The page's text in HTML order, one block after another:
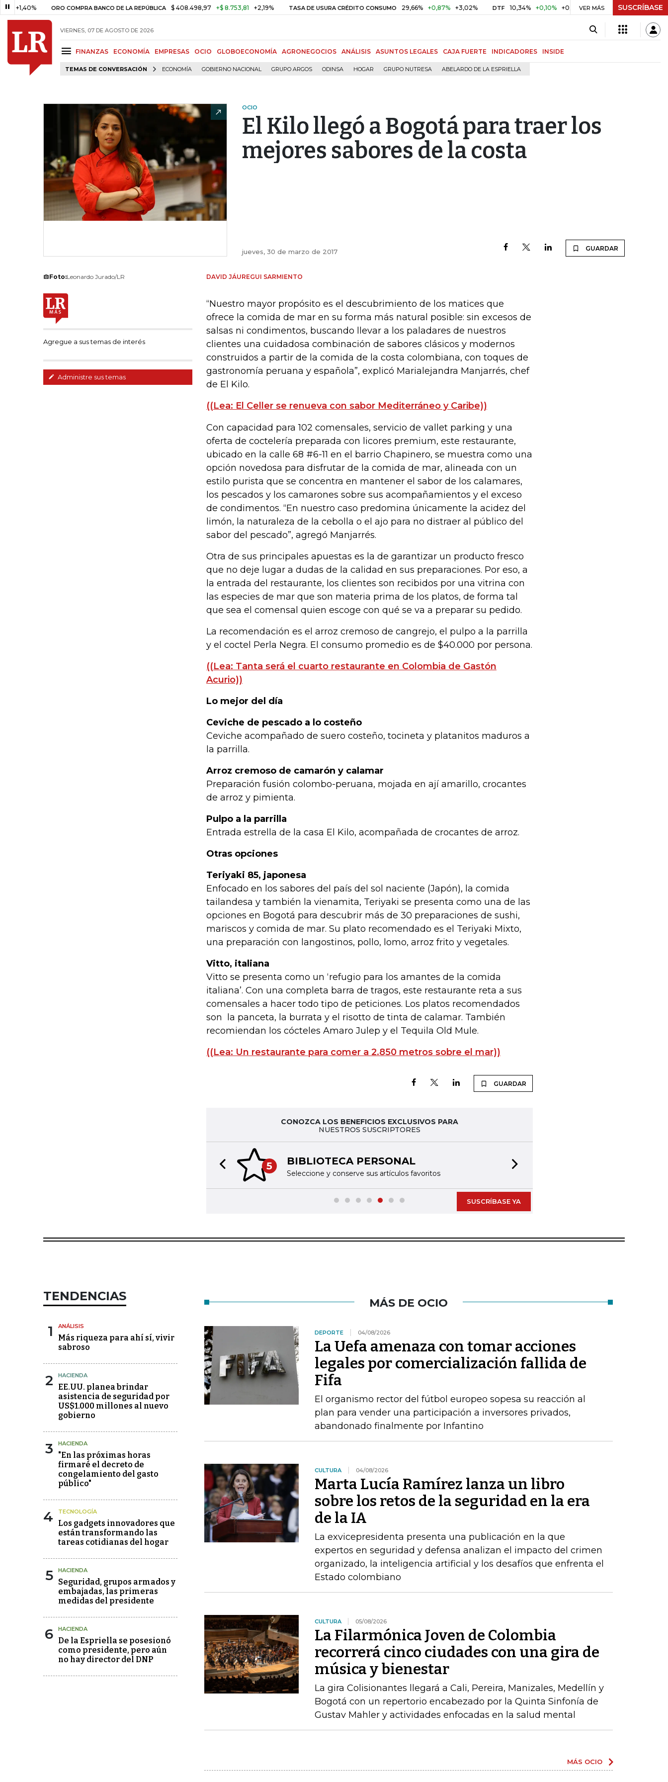
ORO COMPRA BANCO DE LA REPÚBLICA $ 408.498,97 +$ 8.753,81 +2,19% TASA DE USURA CRÉDITO CONSUMO 29,66% +0,87% +3,02% DTF 10,34% +0,10% +0,98% UVR $ 416,96 +$ 0,05 +0,01%
VER MÁS SUSCRÍBASE
VIERNES, 07 DE AGOSTO DE 2026
FINANZAS ECONOMÍA EMPRESAS OCIO GLOBOECONOMÍA AGRONEGOCIOS ANÁLISIS ASUNTOS LEGALES CAJA FUERTE INDICADORES INSIDE
TEMAS DE CONVERSACIÓN ECONOMÍA GOBIERNO NACIONAL GRUPO ARGOS ODINSA HOGAR GRUPO NUTRESA ABELARDO DE LA ESPRIELLA
OCIO
El Kilo llegó a Bogotá para traer los
mejores sabores de la costa
jueves, 30 de marzo de 2017 GUARDAR
Foto:Leonardo Jurado/LR
Agregue a sus temas de interés
Administre sus temas
DAVID JÁUREGUI SARMIENTO
“Nuestro mayor propósito es el descubrimiento de los matices que
ofrece la comida de mar en su forma más natural posible: sin excesos de
salsas ni condimentos, buscando llevar a los paladares de nuestros
clientes una cuidadosa combinación de sabores clásicos y modernos
construidos a partir de la comida de la costa colombiana, con toques de
gastronomía peruana y española”, explicó Marialejandra Manjarrés, chef
de El Kilo.
((Lea: El Celler se renueva con sabor Mediterráneo y Caribe))
Con capacidad para 102 comensales, servicio de vallet parking y una
oferta de coctelería preparada con licores premium, este restaurante,
ubicado en la calle 68 #6-11 en el barrio Chapinero, se muestra como una
opción novedosa para disfrutar de la comida de mar, alineada con un
estilo purista que se concentra en mantener el sabor de los calamares,
los pescados y los camarones sobre sus acompañamientos y el exceso
de condimentos. “En nuestro caso predomina únicamente la acidez del
limón, la naturaleza de la cebolla o el ajo para no distraer al público del
sabor del pescado”, agregó Manjarrés.
Otra de sus principales apuestas es la de garantizar un producto fresco
que no deje lugar a dudas de la calidad en sus preparaciones. Por eso, a
la entrada del restaurante, los clientes son recibidos por una vitrina con
las especies de mar que son materia prima de los platos, de forma tal
que sea el comensal quien escoge con qué se va a preparar su pedido.
La recomendación es el arroz cremoso de cangrejo, el pulpo a la parrilla
y el coctel Perla Negra. El consumo promedio es de $40.000 por persona.
((Lea: Tanta será el cuarto restaurante en Colombia de Gastón
Acurio))
Lo mejor del día
Ceviche de pescado a lo costeño
Ceviche acompañado de suero costeño, tocineta y platanitos maduros a
la parrilla.
Arroz cremoso de camarón y calamar
Preparación fusión colombo-peruana, mojada en ají amarillo, crocantes
de arroz y pimienta.
Pulpo a la parrilla
Entrada estrella de la casa El Kilo, acompañada de crocantes de arroz.
Otras opciones
Teriyaki 85, japonesa
Enfocado en los sabores del país del sol naciente (Japón), la comida
tailandesa y también la vienamita, Teriyaki se presenta como una de las
opciones en Bogotá para descubrir más de 30 preparaciones de sushi,
mariscos y comida de mar. Su plato recomendado es el Teriyaki Mixto,
una preparación con langostinos, pollo, lomo, arroz frito y vegetales.
Vitto, italiana
Vitto se presenta como un ‘refugio para los amantes de la comida
italiana’. Con una completa barra de tragos, este restaurante reta a sus
comensales a hacer todo tipo de peticiones. Los platos recomendados
son la panceta, la burrata y el risotto de tinta de calamar. También
recomiendan los cócteles Amaro Julep y el Tequila Old Mule.
((Lea: Un restaurante para comer a 2.850 metros sobre el mar))
GUARDAR
CONOZCA LOS BENEFICIOS EXCLUSIVOS PARA
NUESTROS SUSCRIPTORES
5 BIBLIOTECA PERSONAL
Seleccione y conserve sus artículos favoritos
Previous slide
SUSCRÍBASE YA
TENDENCIAS
1 ANÁLISIS
Más riqueza para ahí sí, vivir
sabroso
2 HACIENDA
EE.UU. planea brindar
asistencia de seguridad por
US$1.000 millones al nuevo
gobierno
3 HACIENDA
"En las próximas horas
firmaré el decreto de
congelamiento del gasto
público"
4 TECNOLOGÍA
Los gadgets innovadores que
están transformando las
tareas cotidianas del hogar
5 HACIENDA
Seguridad, grupos armados y
embajadas, las primeras
medidas del presidente
6 HACIENDA
De la Espriella se posesionó
como presidente, pero aún
no hay director del DNP
MÁS DE OCIO
DEPORTE 04/08/2026
La Uefa amenaza con tomar acciones
legales por comercialización fallida de
Fifa
El organismo rector del fútbol europeo sopesa su reacción al
plan para vender una participación a inversores privados,
abandonado finalmente por Infantino
CULTURA 04/08/2026
Marta Lucía Ramírez lanza un libro
sobre los retos de la seguridad en la era
de la IA
La exvicepresidenta presenta una publicación en la que
expertos en seguridad y defensa analizan el impacto del crimen
organizado, la inteligencia artificial y los desafíos que enfrenta el
Estado colombiano
CULTURA 05/08/2026
La Filarmónica Joven de Colombia
recorrerá cinco ciudades con una gira de
música y bienestar
La gira Colisionantes llegará a Cali, Pereira, Manizales, Medellín y
Bogotá con un repertorio encabezado por la Quinta Sinfonía de
Gustav Mahler y actividades enfocadas en la salud mental
MÁS OCIO